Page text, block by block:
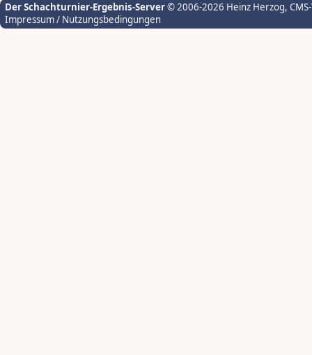
Der Schachturnier-Ergebnis-Server© 2006-2026 Heinz Herzog,
Impressum / Nutzungsbedingungen